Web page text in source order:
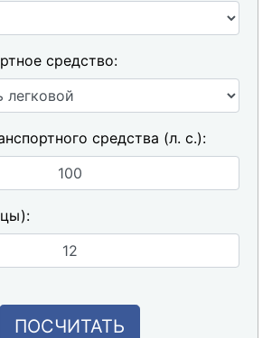
средство:
средства (л. с.):
ПОСЧИТАТЬ